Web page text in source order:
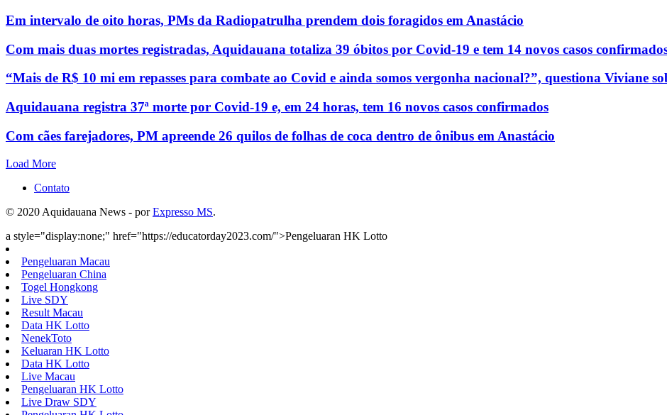
Em intervalo de oito horas, PMs da Radiopatrulha prendem dois foragidos em Anastácio
Com mais duas mortes registradas, Aquidauana totaliza 39 óbitos por Covid-19 e tem 14 novos casos
“Mais de R$ 10 mi em repasses para combate ao Covid e ainda somos vergonha nacional?”, questiona Viviane
Aquidauana registra 37ª morte por Covid-19 e, em 24 horas, tem 16 novos casos confirmados
Com cães farejadores, PM apreende 26 quilos de folhas de coca dentro de ônibus em Anastácio
Load More
Contato
© 2020 Aquidauana News - porExpresso MS.
a style="display:none;" href="https://educatorday2023.com/">Pengeluaran HK Lotto
Pengeluaran Macau
Pengeluaran China
Togel Hongkong
Live SDY
Result Macau
Data HK Lotto
NenekToto
Keluaran HK Lotto
Data HK Lotto
Live Macau
Pengeluaran HK Lotto
Live Draw SDY